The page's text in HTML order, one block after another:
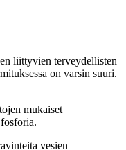
liittyvien terveydellisten
on varsin suuri.
mukaiset
vesien